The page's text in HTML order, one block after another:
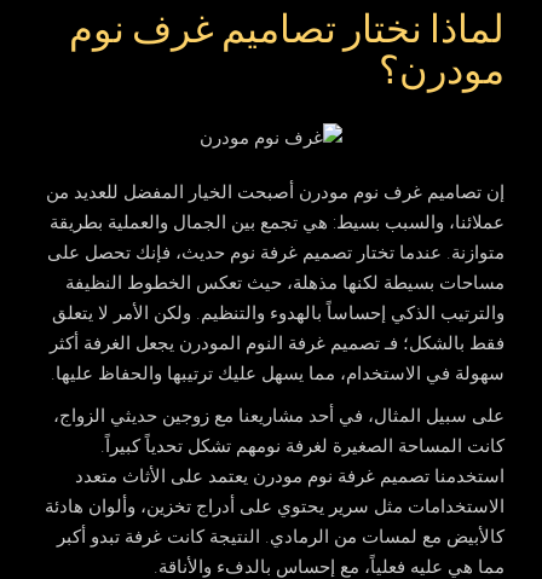
لماذا نختار تصاميم غرف نوم
مودرن؟
إنتصاميم غرف نوم مودرن أصبحت الخيار المفضل للعديد من
عملائنا، والسبب بسيط: هي تجمع بين الجمال والعملية بطريقة
متوازنة. عندما تختار تصميم غرفة نوم حديث، فإنك تحصل على
مساحات بسيطة لكنها مذهلة، حيث تعكس الخطوط النظيفة
والترتيب الذكي إحساساً بالهدوء والتنظيم. ولكن الأمر لا يتعلق
فقط بالشكل؛ فـ تصميم غرفة النوم المودرن يجعل الغرفة أكثر
سهولة في الاستخدام، مما يسهل عليك ترتيبها والحفاظ عليها.
على سبيل المثال، في أحد مشاريعنا مع زوجين حديثي الزواج،
كانت المساحة الصغيرة لغرفة نومهم تشكل تحدياً كبيراً.
استخدمناتصميم غرفة نوم مودرن يعتمد على الأثاث متعدد
الاستخدامات مثل سرير يحتوي على أدراج تخزين، وألوان هادئة
كالأبيض مع لمسات من الرمادي. النتيجة كانت غرفة تبدو أكبر
مما هي عليه فعلياً، مع إحساس بالدفء والأناقة.